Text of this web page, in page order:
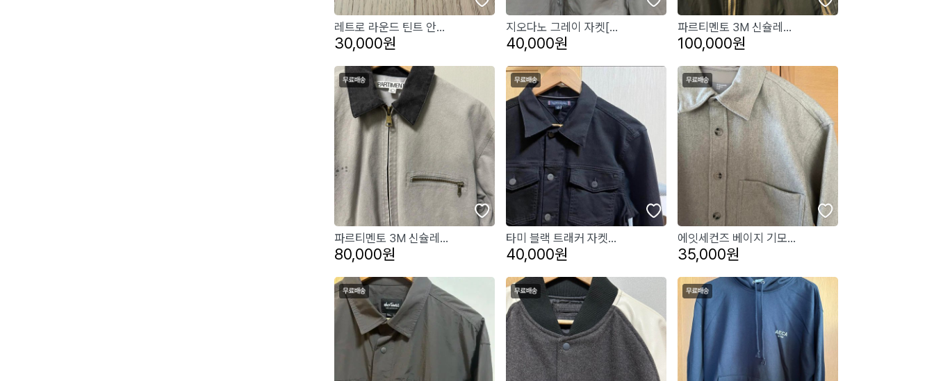
레트로 라운드 틴트 안...
30,000원
지오다노 그레이 자켓[...
40,000원
파르티멘토 3M 신슐레...
100,000원
파르티멘토 3M 신슐레...
80,000원
타미 블랙 트래커 자켓...
40,000원
에잇세컨즈 베이지 기모...
35,000원